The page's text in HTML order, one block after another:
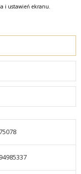
i ustawień ekranu.